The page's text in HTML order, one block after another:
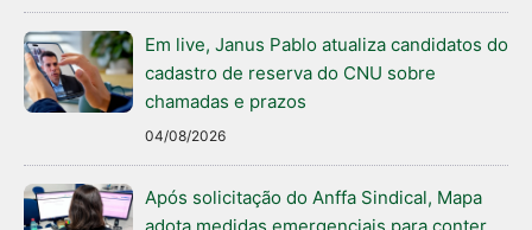
Em live, Janus Pablo atualiza candidatos do
cadastro de reserva do CNU sobre
chamadas e prazos
04/08/2026
Após solicitação do Anffa Sindical, Mapa